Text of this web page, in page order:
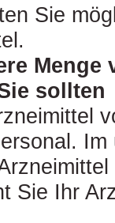
Sie
Menge
sollten
Sie Ihr